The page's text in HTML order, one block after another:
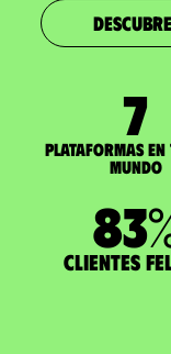
7
Plataformas
mundo
83
Clientes